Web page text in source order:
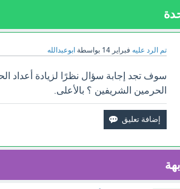
تم الرد عليه فبراير 14 بواسطة ابوعبدالله
سوف تجد إجابة سؤال نظرًا لزيادة أعداد
الحرمين الشريفين ؟ بالأعلى.